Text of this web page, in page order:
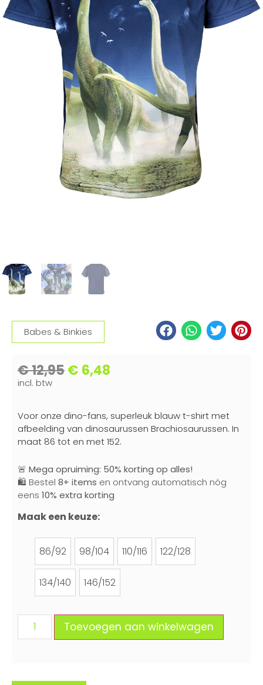
Babes & Binkies
€12,95€ 6,48
incl. btw
Voor onze dino-fans, superleuk blauw t-shirt met
afbeelding van dinosaurussen Brachiosaurussen. In
maat 86 tot en met 152.
🚨 Mega opruiming: 50% korting op alles!
🛍️ Bestel 8+ items en ontvang automatisch nóg
eens 10% extra korting
Maak een keuze:
86/92
86/92
98/104
98/104
110/116
110/116
122/128
122/128
134/140
134/140
146/152
146/152
Toevoegen aan winkelwagen